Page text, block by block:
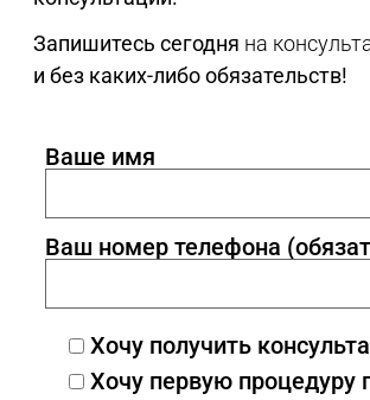
Запишитесь сегодня на
и без каких-либо обязательств!
Ваше имя
Ваш номер телефона
Хочу получить
Хочу первую процедуру